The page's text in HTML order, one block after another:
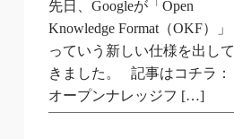
先日、Googleが「Open
Knowledge Format（OKF）」
っていう新しい仕様を出して
きました。 記事はコチラ：
オープンナレッジフ […]